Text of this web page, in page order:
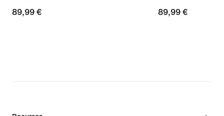
89,99 €
89,99 €
89,99 €
89,99 €